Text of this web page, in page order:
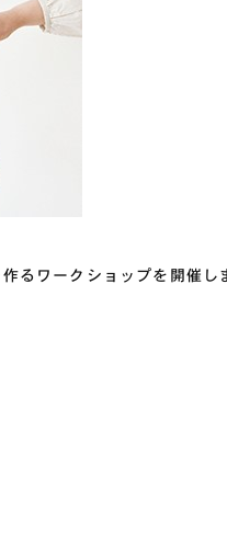
るワークショップを開催し